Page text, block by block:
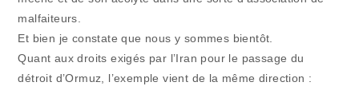
malfaiteurs.
Et bien je constate que nous y sommes bientôt.
Quant aux droits exigés par l’Iran pour le passage du
détroit d’Ormuz, l’exemple vient de la même direction :